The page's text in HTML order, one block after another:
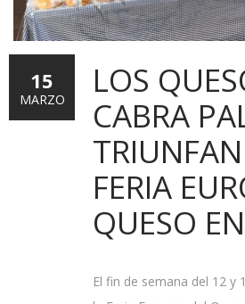
LOS
CABRA
FERIA
QUESO
El fin de semana del 12 y
15
MARZO